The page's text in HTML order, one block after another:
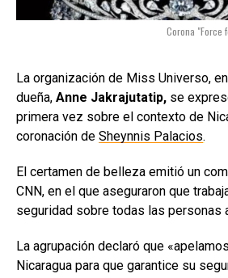
Corona "Force
La organización de Miss Universo,
dueña, Anne Jakrajutatip, se
primera vez sobre el contexto de
coronación de Sheynnis Palacios.
El certamen de belleza emitió un
CNN, en el que aseguraron que
seguridad sobre todas las personas
La agrupación declaró que
Nicaragua para que garantice su